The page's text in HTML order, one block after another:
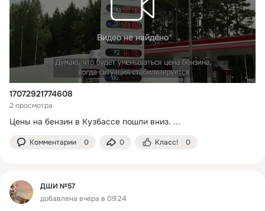
Видео не найдено
17072921774608
2 просмотра
Цены на бензин в Кузбассе пошли вниз. ...
Комментарии 0 0 Класс! 0
ДШИ №57
добавлена вчера в 09:24